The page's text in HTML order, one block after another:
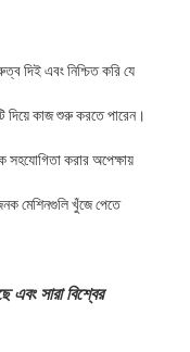
দিই এবং নিশ্চিত করি যে
দিয়ে কাজ শুরু করতে পারেন।
করার অপেক্ষায়
মেশিনগুলি খুঁজে পেতে
এবং সারা বিশ্বের